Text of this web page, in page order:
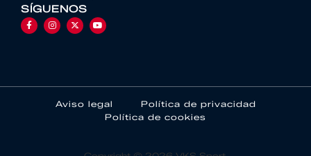
SÍGUENOS
Aviso legal
Política de privacidad
Política de cookies